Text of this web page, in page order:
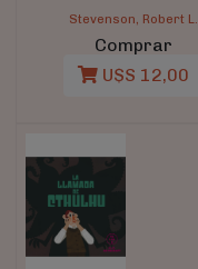
Stevenson, Robert L.
Comprar
U$S 12,00